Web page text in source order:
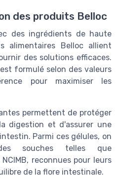
des produits Belloc
des ingrédients de haute
alimentaires Belloc allient
des solutions efficaces.
formulé selon des valeurs
pour maximiser les
permettent de protéger
digestion et d'assurer une
Parmi ces gélules, on
souches telles que
reconnues pour leurs
de la flore intestinale.